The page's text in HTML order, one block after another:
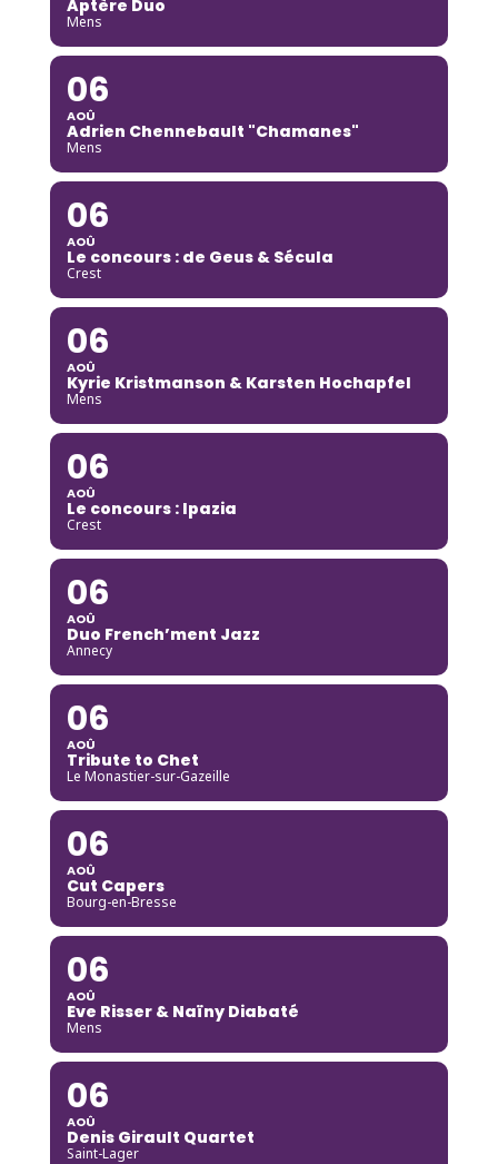
Aptère Duo
Mens
06
AOÛ
Adrien Chennebault "Chamanes"
Mens
06
AOÛ
Le concours : de Geus & Sécula
Crest
06
AOÛ
Kyrie Kristmanson & Karsten Hochapfel
Mens
06
AOÛ
Le concours : Ipazia
Crest
06
AOÛ
Duo French’ment Jazz
Annecy
06
AOÛ
Tribute to Chet
Le Monastier-sur-Gazeille
06
AOÛ
Cut Capers
Bourg-en-Bresse
06
AOÛ
Eve Risser & Naïny Diabaté
Mens
06
AOÛ
Denis Girault Quartet
Saint-Lager